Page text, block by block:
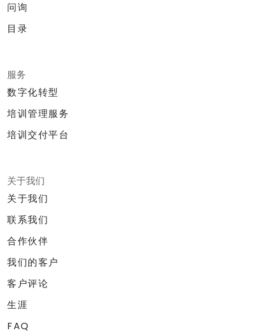
问询
目录
服务
数字化转型
培训管理服务
培训交付平台
关于我们
关于我们
联系我们
合作伙伴
我们的客户
客户评论
生涯
FAQ